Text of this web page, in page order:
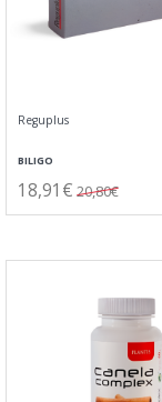
Reguplus
BILIGO
18,91€ 20,80€